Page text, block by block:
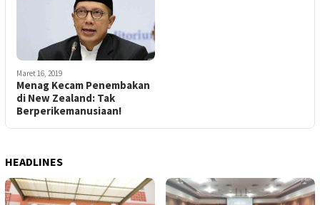
Maret 16, 2019
Menag Kecam Penembakan
di New Zealand: Tak
Berperikemanusiaan!
HEADLINES